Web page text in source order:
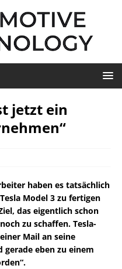
jetzt ein
haben es tatsächlich
Model 3 zu fertigen
das eigentlich schon
zu schaffen. Tesla-
Mail an seine
eben zu einem